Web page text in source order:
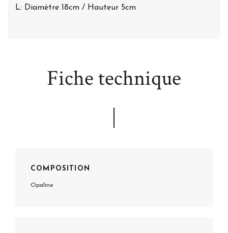
L: Diamètre 18cm / Hauteur 5cm
Fiche technique
COMPOSITION
Opaline